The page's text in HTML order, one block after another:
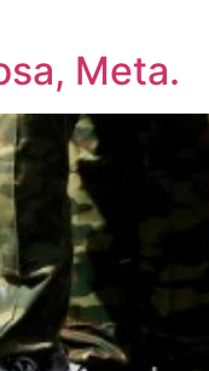
Meta.